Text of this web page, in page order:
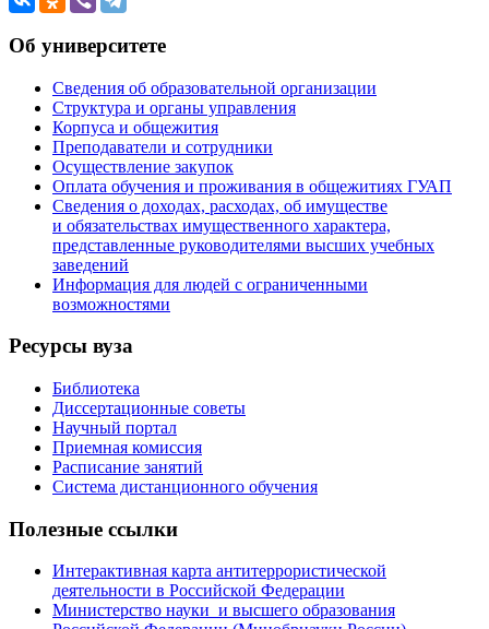
Об университете
Сведения об образовательной организации
Структура и органы управления
Корпуса и общежития
Преподаватели и сотрудники
Осуществление закупок
Оплата обучения и проживания в общежитиях ГУАП
Сведения о доходах, расходах, об имуществе
и обязательствах имущественного характера,
представленные руководителями высших учебных
заведений
Информация для людей с ограниченными
возможностями
Ресурсы вуза
Библиотека
Диссертационные советы
Научный портал
Приемная комиссия
Расписание занятий
Система дистанционного обучения
Полезные ссылки
Интерактивная карта антитеррористической
деятельности в Российской Федерации
Министерство науки и высшего образования